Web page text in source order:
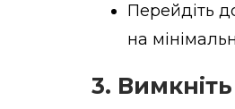
Перейдіть
на
3.